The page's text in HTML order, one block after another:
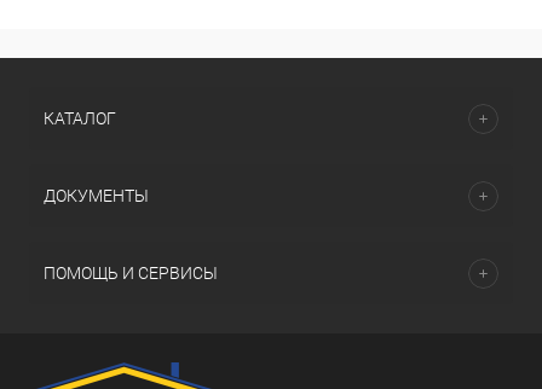
КАТАЛОГ
ДОКУМЕНТЫ
ПОМОЩЬ И СЕРВИСЫ